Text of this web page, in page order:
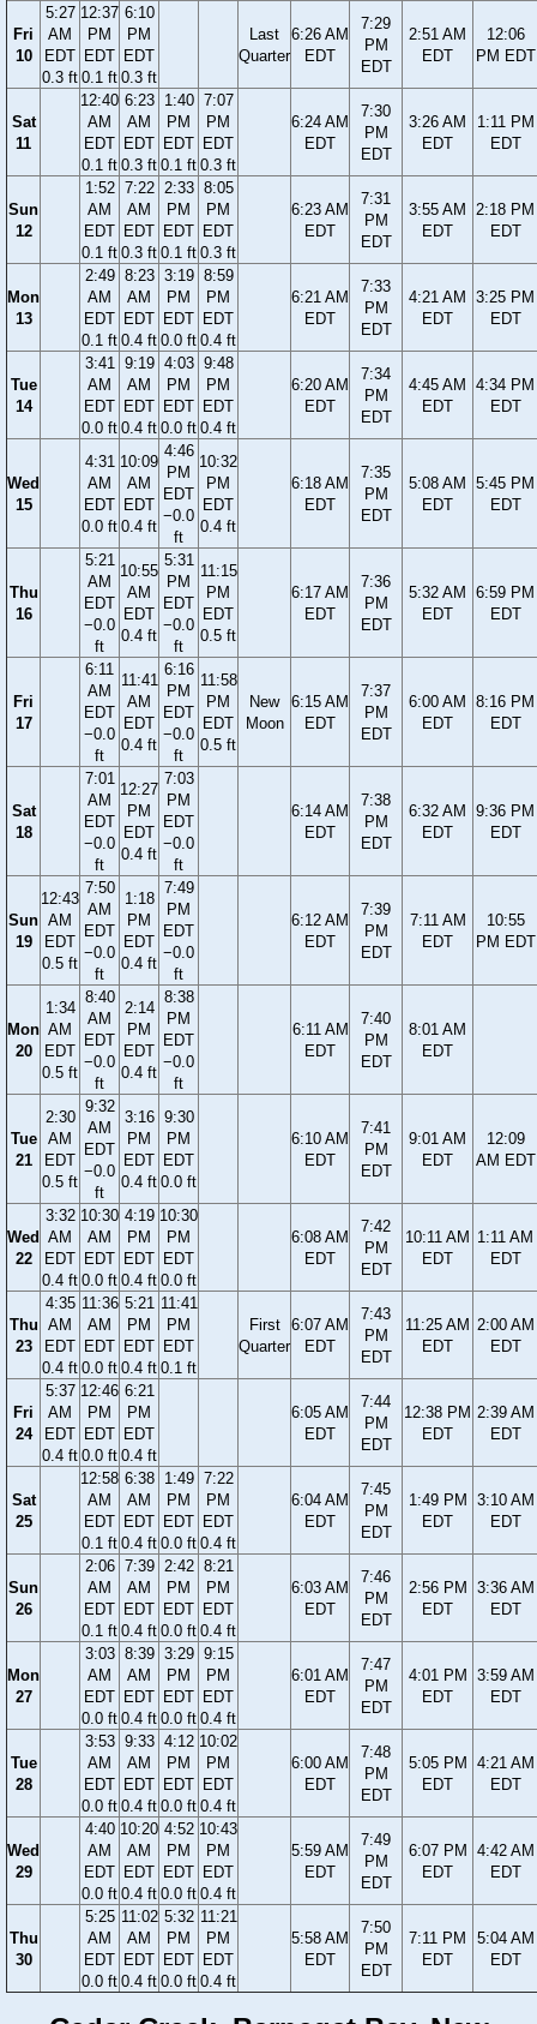
Fri
10
5:27
AM
EDT
0.3 ft
12:37
PM
EDT
0.1 ft
6:10
PM
EDT
0.3 ft
Last
Quarter
6:26 AM
EDT
7:29
PM
EDT
2:51 AM
EDT
12:06
PM EDT
Sat
11
12:40
AM
EDT
0.1 ft
6:23
AM
EDT
0.3 ft
1:40
PM
EDT
0.1 ft
7:07
PM
EDT
0.3 ft
6:24 AM
EDT
7:30
PM
EDT
3:26 AM
EDT
1:11 PM
EDT
Sun
12
1:52
AM
EDT
0.1 ft
7:22
AM
EDT
0.3 ft
2:33
PM
EDT
0.1 ft
8:05
PM
EDT
0.3 ft
6:23 AM
EDT
7:31
PM
EDT
3:55 AM
EDT
2:18 PM
EDT
Mon
13
2:49
AM
EDT
0.1 ft
8:23
AM
EDT
0.4 ft
3:19
PM
EDT
0.0 ft
8:59
PM
EDT
0.4 ft
6:21 AM
EDT
7:33
PM
EDT
4:21 AM
EDT
3:25 PM
EDT
Tue
14
3:41
AM
EDT
0.0 ft
9:19
AM
EDT
0.4 ft
4:03
PM
EDT
0.0 ft
9:48
PM
EDT
0.4 ft
6:20 AM
EDT
7:34
PM
EDT
4:45 AM
EDT
4:34 PM
EDT
Wed
15
4:31
AM
EDT
0.0 ft
10:09
AM
EDT
0.4 ft
4:46
PM
EDT
−0.0
ft
10:32
PM
EDT
0.4 ft
6:18 AM
EDT
7:35
PM
EDT
5:08 AM
EDT
5:45 PM
EDT
Thu
16
5:21
AM
EDT
−0.0
ft
10:55
AM
EDT
0.4 ft
5:31
PM
EDT
−0.0
ft
11:15
PM
EDT
0.5 ft
6:17 AM
EDT
7:36
PM
EDT
5:32 AM
EDT
6:59 PM
EDT
Fri
17
6:11
AM
EDT
−0.0
ft
11:41
AM
EDT
0.4 ft
6:16
PM
EDT
−0.0
ft
11:58
PM
EDT
0.5 ft
New
Moon
6:15 AM
EDT
7:37
PM
EDT
6:00 AM
EDT
8:16 PM
EDT
Sat
18
7:01
AM
EDT
−0.0
ft
12:27
PM
EDT
0.4 ft
7:03
PM
EDT
−0.0
ft
6:14 AM
EDT
7:38
PM
EDT
6:32 AM
EDT
9:36 PM
EDT
Sun
19
12:43
AM
EDT
0.5 ft
7:50
AM
EDT
−0.0
ft
1:18
PM
EDT
0.4 ft
7:49
PM
EDT
−0.0
ft
6:12 AM
EDT
7:39
PM
EDT
7:11 AM
EDT
10:55
PM EDT
Mon
20
1:34
AM
EDT
0.5 ft
8:40
AM
EDT
−0.0
ft
2:14
PM
EDT
0.4 ft
8:38
PM
EDT
−0.0
ft
6:11 AM
EDT
7:40
PM
EDT
8:01 AM
EDT
Tue
21
2:30
AM
EDT
0.5 ft
9:32
AM
EDT
−0.0
ft
3:16
PM
EDT
0.4 ft
9:30
PM
EDT
0.0 ft
6:10 AM
EDT
7:41
PM
EDT
9:01 AM
EDT
12:09
AM EDT
Wed
22
3:32
AM
EDT
0.4 ft
10:30
AM
EDT
0.0 ft
4:19
PM
EDT
0.4 ft
10:30
PM
EDT
0.0 ft
6:08 AM
EDT
7:42
PM
EDT
10:11 AM
EDT
1:11 AM
EDT
Thu
23
4:35
AM
EDT
0.4 ft
11:36
AM
EDT
0.0 ft
5:21
PM
EDT
0.4 ft
11:41
PM
EDT
0.1 ft
First
Quarter
6:07 AM
EDT
7:43
PM
EDT
11:25 AM
EDT
2:00 AM
EDT
Fri
24
5:37
AM
EDT
0.4 ft
12:46
PM
EDT
0.0 ft
6:21
PM
EDT
0.4 ft
6:05 AM
EDT
7:44
PM
EDT
12:38 PM
EDT
2:39 AM
EDT
Sat
25
12:58
AM
EDT
0.1 ft
6:38
AM
EDT
0.4 ft
1:49
PM
EDT
0.0 ft
7:22
PM
EDT
0.4 ft
6:04 AM
EDT
7:45
PM
EDT
1:49 PM
EDT
3:10 AM
EDT
Sun
26
2:06
AM
EDT
0.1 ft
7:39
AM
EDT
0.4 ft
2:42
PM
EDT
0.0 ft
8:21
PM
EDT
0.4 ft
6:03 AM
EDT
7:46
PM
EDT
2:56 PM
EDT
3:36 AM
EDT
Mon
27
3:03
AM
EDT
0.0 ft
8:39
AM
EDT
0.4 ft
3:29
PM
EDT
0.0 ft
9:15
PM
EDT
0.4 ft
6:01 AM
EDT
7:47
PM
EDT
4:01 PM
EDT
3:59 AM
EDT
Tue
28
3:53
AM
EDT
0.0 ft
9:33
AM
EDT
0.4 ft
4:12
PM
EDT
0.0 ft
10:02
PM
EDT
0.4 ft
6:00 AM
EDT
7:48
PM
EDT
5:05 PM
EDT
4:21 AM
EDT
Wed
29
4:40
AM
EDT
0.0 ft
10:20
AM
EDT
0.4 ft
4:52
PM
EDT
0.0 ft
10:43
PM
EDT
0.4 ft
5:59 AM
EDT
7:49
PM
EDT
6:07 PM
EDT
4:42 AM
EDT
Thu
30
5:25
AM
EDT
0.0 ft
11:02
AM
EDT
0.4 ft
5:32
PM
EDT
0.0 ft
11:21
PM
EDT
0.4 ft
5:58 AM
EDT
7:50
PM
EDT
7:11 PM
EDT
5:04 AM
EDT